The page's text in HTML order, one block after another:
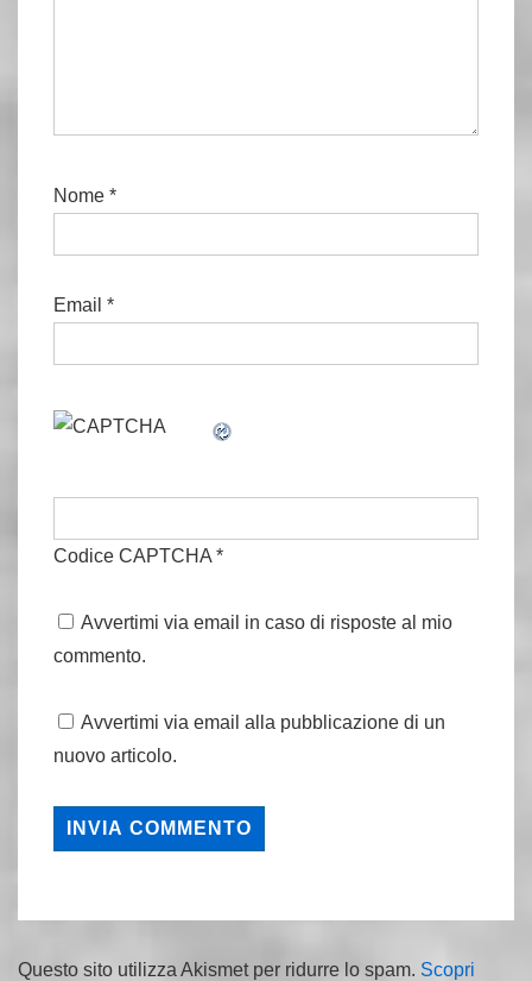
Nome *
Email *
Codice CAPTCHA *
Avvertimi via email in caso di risposte al mio
commento.
Avvertimi via email alla pubblicazione di un
nuovo articolo.
Questo sito utilizza Akismet per ridurre lo spam. Scopri